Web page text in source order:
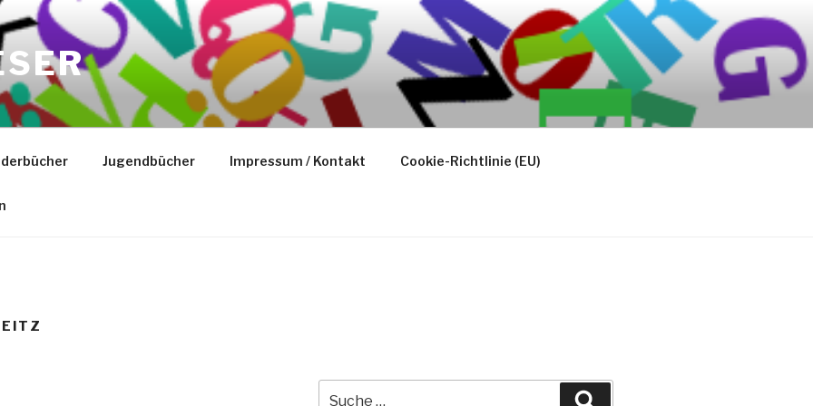
Jugendbücher Impressum / Kontakt Cookie-Richtlinie (EU)